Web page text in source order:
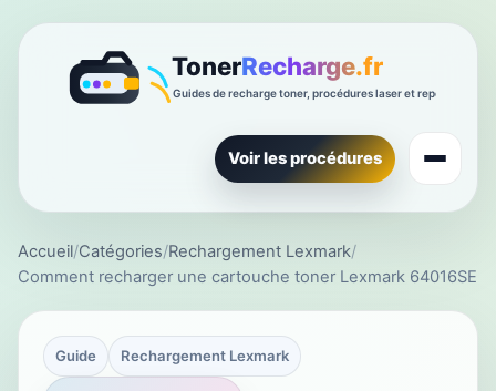
Voir les procédures
Accueil/Catégories/Rechargement Lexmark/
Comment recharger une cartouche toner Lexmark 64016SE
Guide Rechargement Lexmark